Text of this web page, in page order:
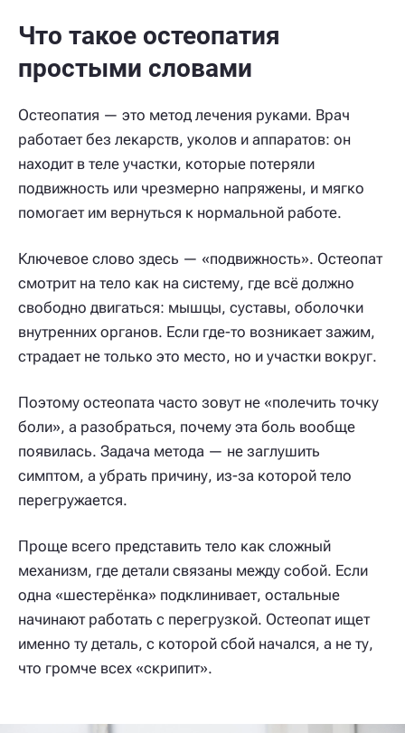
Что такое остеопатия
простыми словами
Остеопатия — это метод лечения руками. Врач
работает без лекарств, уколов и аппаратов: он
находит в теле участки, которые потеряли
подвижность или чрезмерно напряжены, и мягко
помогает им вернуться к нормальной работе.
Ключевое слово здесь — «подвижность». Остеопат
смотрит на тело как на систему, где всё должно
свободно двигаться: мышцы, суставы, оболочки
внутренних органов. Если где-то возникает зажим,
страдает не только это место, но и участки вокруг.
Поэтому остеопата часто зовут не «полечить точку
боли», а разобраться, почему эта боль вообще
появилась. Задача метода — не заглушить
симптом, а убрать причину, из-за которой тело
перегружается.
Проще всего представить тело как сложный
механизм, где детали связаны между собой. Если
одна «шестерёнка» подклинивает, остальные
начинают работать с перегрузкой. Остеопат ищет
именно ту деталь, с которой сбой начался, а не ту,
что громче всех «скрипит».